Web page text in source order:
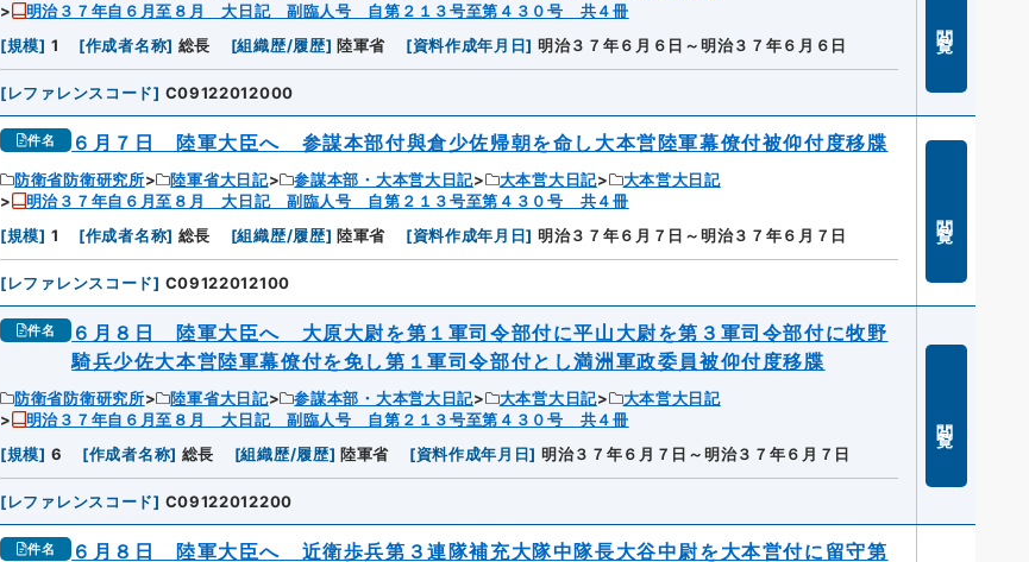
明治３７年自６月至８月 大日記 副臨人号 自第２１３号至第４３０号 共４冊
[規模] 1 [作成者名称] 総長 [組織歴/履歴] 陸軍省 [資料作成年月日] 明治３７年６月６日～明治３７年６月６日
[レファレンスコード] C09122012000
件名 ６月７日 陸軍大臣へ 参謀本部付與倉少佐帰朝を命し大本営陸軍幕僚付被仰付度移牒
防衛省防衛研究所 陸軍省大日記 参謀本部・大本営大日記 大本営大日記
大本営大日記
明治３７年自６月至８月 大日記 副臨人号 自第２１３号至第４３０号 共４冊
[規模] 1 [作成者名称] 総長 [組織歴/履歴] 陸軍省 [資料作成年月日] 明治３７年６月７日～明治３７年６月７日
[レファレンスコード] C09122012100
件名
６月８日 陸軍大臣へ 大原大尉を第１軍司令部付に平山大尉を第３軍司令部付に牧野
騎兵少佐大本営陸軍幕僚付を免し第１軍司令部付とし満洲軍政委員被仰付度移牒
防衛省防衛研究所 陸軍省大日記 参謀本部・大本営大日記 大本営大日記
大本営大日記
明治３７年自６月至８月 大日記 副臨人号 自第２１３号至第４３０号 共４冊
[規模] 6 [作成者名称] 総長 [組織歴/履歴] 陸軍省 [資料作成年月日] 明治３７年６月７日～明治３７年６月７日
[レファレンスコード] C09122012200
件名 ６月８日 陸軍大臣へ 近衛歩兵第３連隊補充大隊中隊長大谷中尉を大本営付に留守第